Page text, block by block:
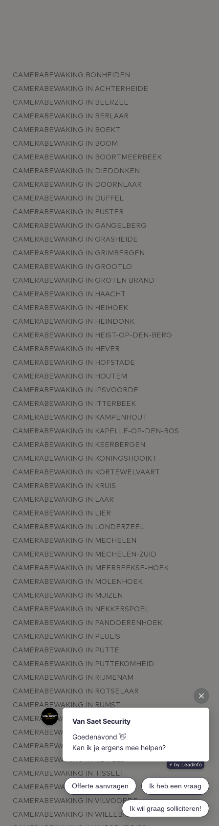
CAMERABEWAKING BONHEIDEN
CAMERABEWAKING IN ACHTERHEIDE
CAMERABEWAKING IN BEERZEL
CAMERABEWAKING IN BERLAAR
CAMERABEWAKING IN BOEKT
CAMERABEWAKING IN BOOM
CAMERABEWAKING IN BOORTMEERBEEK
CAMERABEWAKING IN DIEDONKEN
CAMERABEWAKING IN DOORNLAAR
CAMERABEWAKING IN DUFFEL
CAMERABEWAKING IN EUSTER
CAMERABEWAKING IN GANGELBERG
CAMERABEWAKING IN GRASHEIDE
CAMERABEWAKING IN GRIMBERGEN
CAMERABEWAKING IN GROOTLO
CAMERABEWAKING IN GROTEN BRAND
CAMERABEWAKING IN HAACHT
CAMERABEWAKING IN HEIHOEK
CAMERABEWAKING IN HEINDONK
CAMERABEWAKING IN HEIST-OP-DEN-BERG
CAMERABEWAKING IN HEVER
CAMERABEWAKING IN HOFSTADE
CAMERABEWAKING IN HOUTEM
CAMERABEWAKING IN IPSVOORDE
CAMERABEWAKING IN ITTERBEEK
CAMERABEWAKING IN KAMPENHOUT
CAMERABEWAKING IN KAPELLE-OP-DEN-BOS
CAMERABEWAKING IN KEERBERGEN
CAMERABEWAKING IN KONINGSHOOIKT
CAMERABEWAKING IN KORTEWELVAART
CAMERABEWAKING IN KRUIS
CAMERABEWAKING IN LAAR
CAMERABEWAKING IN LIER
CAMERABEWAKING IN LONDERZEEL
CAMERABEWAKING IN MECHELEN
CAMERABEWAKING IN MECHELEN-ZUID
CAMERABEWAKING IN MEERBEEKSE-HOEK
CAMERABEWAKING IN MOLENHOEK
CAMERABEWAKING IN MUIZEN
CAMERABEWAKING IN NEKKERSPOEL
CAMERABEWAKING IN PANDOERENHOEK
CAMERABEWAKING IN PEULIS
CAMERABEWAKING IN PUTTE
CAMERABEWAKING IN PUTTEKOMHEID
CAMERABEWAKING IN RIJMENAM
CAMERABEWAKING IN ROTSELAAR
CAMERABEWAKING IN RUMST
CAMERABEWAKING IN SCHIPLAKEN
CAMERABEWAKING IN SINT-KATELIJNE-WAVER
CAMERABEWAKING IN SPIKKELENBERG
CAMERABEWAKING IN TER ELST
CAMERABEWAKING IN TISSELT
CAMERABEWAKING IN TREMELO
CAMERABEWAKING IN VILVOORDE
CAMERABEWAKING IN WILLEBROEK